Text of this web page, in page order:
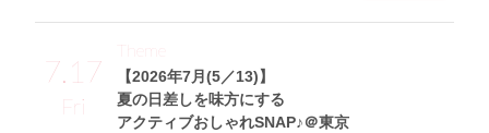
7.17
Fri
【2026年7月(5／13)】
夏の日差しを味方にする
アクティブおしゃれSNAP♪＠東京
Theme